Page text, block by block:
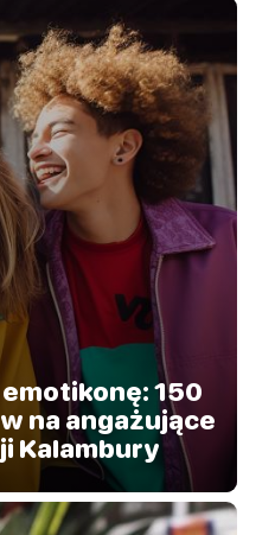
150
na angażujące
Kalambury